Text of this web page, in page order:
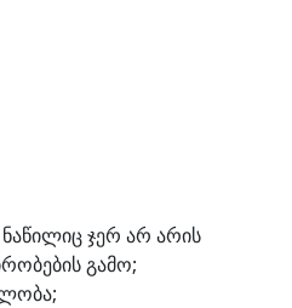
ჯერ არ არის
გამო;